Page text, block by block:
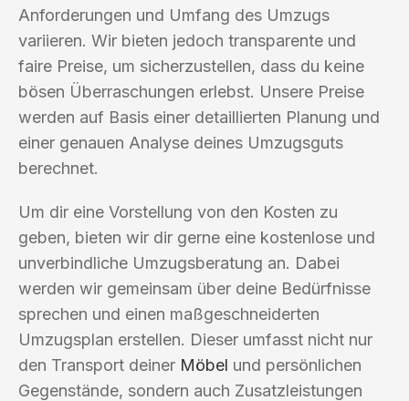
Anforderungen und Umfang des Umzugs
variieren. Wir bieten jedoch transparente und
faire Preise, um sicherzustellen, dass du keine
bösen Überraschungen erlebst. Unsere Preise
werden auf Basis einer detaillierten Planung und
einer genauen Analyse deines Umzugsguts
berechnet.
Um dir eine Vorstellung von den Kosten zu
geben, bieten wir dir gerne eine kostenlose und
unverbindliche Umzugsberatung an. Dabei
werden wir gemeinsam über deine Bedürfnisse
sprechen und einen maßgeschneiderten
Umzugsplan erstellen. Dieser umfasst nicht nur
den Transport deiner Möbel und persönlichen
Gegenstände, sondern auch Zusatzleistungen